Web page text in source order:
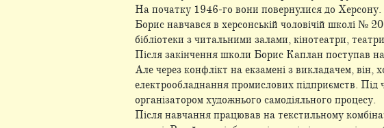
На початку 1946-го вони повернулися до Херсону.
Борис навчався в херсонській чоловічій школі №
бібліотеки з читальними залами, кінотеатри,
Після закінчення школи Борис Каплан поступав
Але через конфлікт на екзамені з викладачем,
електрообладнання промислових підприємств. Під
організатором художнього самодіяльного процесу.
Після навчання працював на текстильному